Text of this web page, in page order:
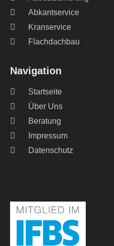
Navigation
Startseite
Über Uns
Beratung
Impressum
Datenschutz
Abkantservice
Kranservice
Flachdachbau